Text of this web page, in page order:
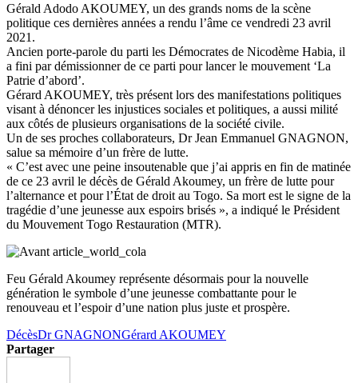
Gérald Adodo AKOUMEY, un des grands noms de la scène
politique ces dernières années a rendu l’âme ce vendredi 23 avril
2021.
Ancien porte-parole du parti les Démocrates de Nicodème Habia, il
a fini par démissionner de ce parti pour lancer le mouvement ‘La
Patrie d’abord’.
Gérard AKOUMEY, très présent lors des manifestations politiques
visant à dénoncer les injustices sociales et politiques, a aussi milité
aux côtés de plusieurs organisations de la société civile.
Un de ses proches collaborateurs, Dr Jean Emmanuel GNAGNON,
salue sa mémoire d’un frère de lutte.
« C’est avec une peine insoutenable que j’ai appris en fin de matinée
de ce 23 avril le décès de Gérald Akoumey, un frère de lutte pour
l’alternance et pour l’État de droit au Togo. Sa mort est le signe de la
tragédie d’une jeunesse aux espoirs brisés », a indiqué le Président
du Mouvement Togo Restauration (MTR).
Feu Gérald Akoumey représente désormais pour la nouvelle
génération le symbole d’une jeunesse combattante pour le
renouveau et l’espoir d’une nation plus juste et prospère.
DécèsDr GNAGNONGérard AKOUMEY
Partager